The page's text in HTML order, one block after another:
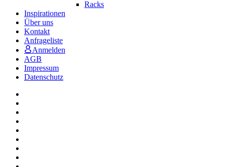
Racks
Inspirationen
Über uns
Kontakt
Anfrageliste
Anmelden
AGB
Impressum
Datenschutz